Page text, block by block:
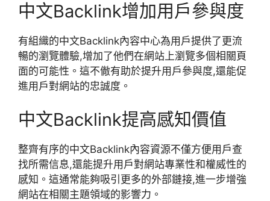
中文Backlink增加用戶參與度
有組織的中文Backlink內容中心為用戶提供了更流
暢的瀏覽體驗,增加了他們在網站上瀏覽多個相關頁
面的可能性。這不僘有助於提升用戶參與度,還能促
進用戶對網站的忠誠度。
中文Backlink提高感知價值
整齊有序的中文Backlink內容資源不僅方便用戶查
找所需信息,還能提升用戶對網站專業性和權威性的
感知。這通常能夠吸引更多的外部鏈接,進一步增強
網站在相關主題領域的影響力。